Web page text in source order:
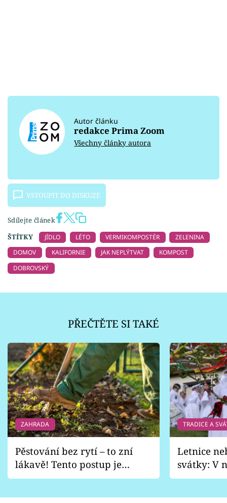
Autor článku
redakce Prima Zoom
Všechny články autora
VSTOUPIT DO DISKUZE
Sdílejte článek
ŠTÍTKY
JÍDLO LÉTO VERMIKOMPOSTÉR
ZELENINA
DOMOV
KALIFORNIE JAK NEPLÝTVAT
KOMPOST
DOBROVSKÝ
PŘEČTĚTE SI TAKÉ
ZAHRADA
Pěstování bez rytí – to zní
lákavě! Tento postup je
vhodný jen pro některé
TRADICE A
Letnice
svátky: V
pondělí